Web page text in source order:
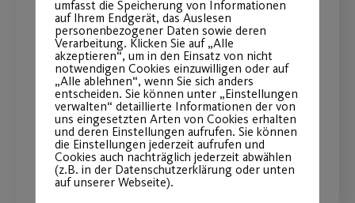
Tarife für Schüler,
Studierende und Azubis
Deine Fitness-Mitgliedschaft ab 9,90 €
pro Monat.
WEITERLESEN
umfasst die Speicherung von Informationen
auf Ihrem Endgerät, das Auslesen
personenbezogener Daten sowie deren
Verarbeitung. Klicken Sie auf „Alle
akzeptieren“, um in den Einsatz von nicht
notwendigen Cookies einzuwilligen oder auf
„Alle ablehnen“, wenn Sie sich anders
entscheiden. Sie können unter „Einstellungen
verwalten“ detaillierte Informationen der von
uns eingesetzten Arten von Cookies erhalten
und deren Einstellungen aufrufen. Sie können
die Einstellungen jederzeit aufrufen und
Cookies auch nachträglich jederzeit abwählen
(z.B. in der Datenschutzerklärung oder unten
auf unserer Webseite).